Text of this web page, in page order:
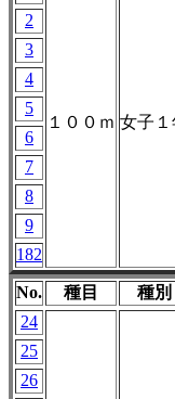
１００ｍ 女子１
2
3
4
5
6
7
8
9
182
No. 種目 種別
24
25
26